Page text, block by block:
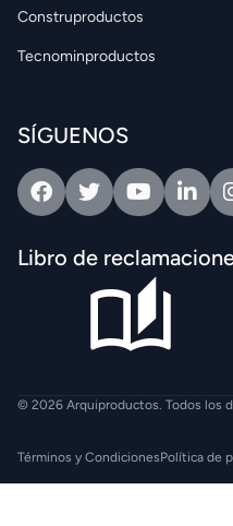
Construproductos
Tecnominproductos
SÍGUENOS
FacebookTwitterYoutubeLinkedin
Libro de
© 2026 Arquiproductos. Todos los
Términos y CondicionesPolítica de